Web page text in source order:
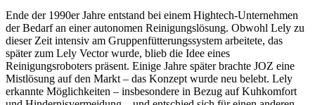
Ende der 1990er Jahre entstand bei einem Hightech-Unternehmen
der Bedarf an einer autonomen Reinigungslösung. Obwohl Lely zu
dieser Zeit intensiv am Gruppenfütterungssystem arbeitete, das
später zum Lely Vector wurde, blieb die Idee eines
Reinigungsroboters präsent. Einige Jahre später brachte JOZ eine
Mistlösung auf den Markt – das Konzept wurde neu belebt. Lely
erkannte Möglichkeiten – insbesondere in Bezug auf Kuhkomfort